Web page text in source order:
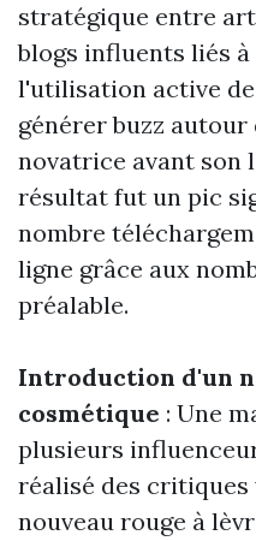
stratégique entre
blogs influents liés
l'utilisation active
générer buzz
novatrice avant son
résultat fut un pic
nombre
ligne grâce aux
préalable.
Introduction d'un
cosmétique : Une
plusieurs
réalisé des
nouveau rouge à